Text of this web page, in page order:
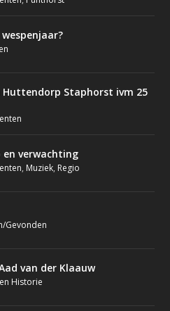
Staphorst ivm 25
en verwachting
, Muziek, Regio
Gevonden
van der Klaauw
Historie